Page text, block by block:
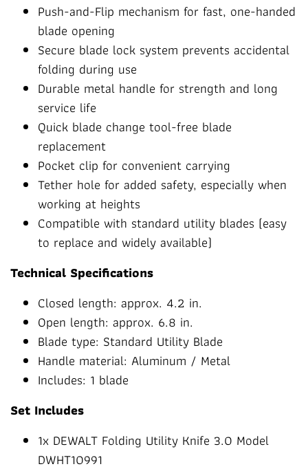
Push-and-Flip mechanism for fast, one-handed
blade opening
Secure blade lock system prevents accidental
folding during use
Durable metal handle for strength and long
service life
Quick blade change tool-free blade
replacement
Pocket clip for convenient carrying
Tether hole for added safety, especially when
working at heights
Compatible with standard utility blades (easy
to replace and widely available)
Technical Specifications
Closed length: approx. 4.2 in.
Open length: approx. 6.8 in.
Blade type: Standard Utility Blade
Handle material: Aluminum / Metal
Includes: 1 blade
Set Includes
1x DEWALT Folding Utility Knife 3.0 Model
DWHT10991